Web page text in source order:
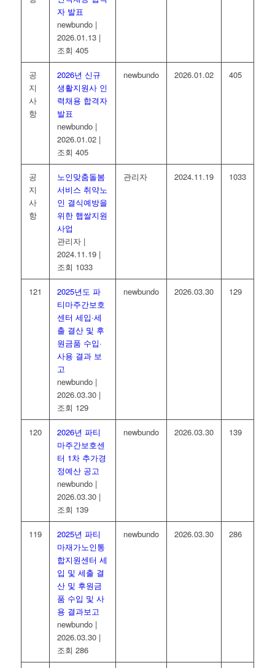
자 발표
newbundo |
2026.01.13 |
조회 405
공
지
사
항
2026년 신규
생활지원사 인
력채용 합격자
발표
newbundo |
2026.01.02 |
조회 405
newbundo 2026.01.02 405
공
지
사
항
노인맞춤돌봄
서비스 취약노
인 결식예방을
위한 햅쌀지원
사업
관리자 |
2024.11.19 |
조회 1033
관리자 2024.11.19 1033
121
2025년도 파
티마주간보호
센터 세입·세
출 결산 및 후
원금품 수입·
사용 결과 보
고
newbundo |
2026.03.30 |
조회 129
newbundo 2026.03.30 129
120
2026년 파티
마주간보호센
터 1차 추가경
정예산 공고
newbundo |
2026.03.30 |
조회 139
newbundo 2026.03.30 139
119
2025년 파티
마재가노인통
합지원센터 세
입 및 세출 결
산 및 후원금
품 수입 및 사
용 결과보고
newbundo |
2026.03.30 |
조회 286
newbundo 2026.03.30 286